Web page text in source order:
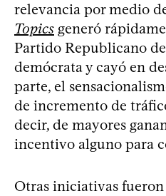
relevancia por medio
Topics generó
Partido Republicano
demócrata y cayó en
parte, el
de incremento de
decir, de mayores
incentivo alguno para
Otras iniciativas